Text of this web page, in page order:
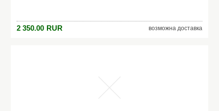
2 350.00 RUR возможна доставка